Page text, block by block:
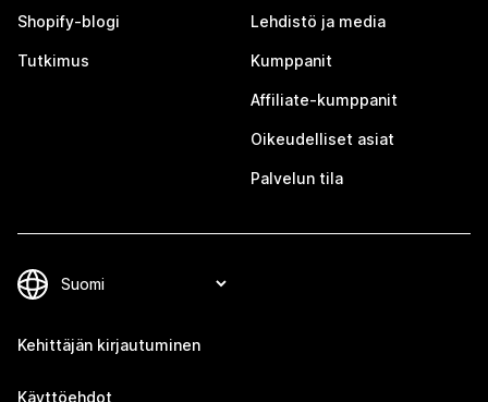
Shopify-blogi
Tutkimus
Lehdistö ja media
Kumppanit
Affiliate-kumppanit
Oikeudelliset asiat
Palvelun tila
Kehittäjän kirjautuminen
Käyttöehdot